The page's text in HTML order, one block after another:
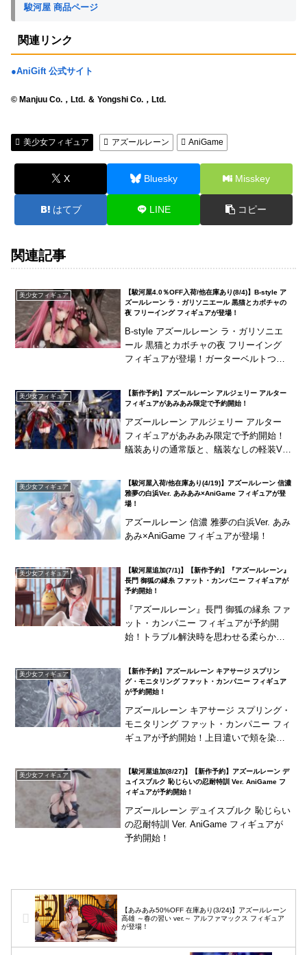
駿河屋 商品ページ
関連リンク
●AniGift 公式サイト
© Manjuu Co.，Ltd. ＆ Yongshi Co.，Ltd.
美少女フィギュア アズールレーン AniGame
X Bluesky Misskey
はてブ LINE コピー
関連記事
美少女フィギュア
【駿河屋4.0％OFF入荷/他在庫あり(8/4)】B-style ア
ズールレーン ラ・ガリソニエール 黒猫とカボチャの
夜 フリーイング フィギュアが登場！
B-style アズールレーン ラ・ガリソニエ
ール 黒猫とカボチャの夜 フリーイング
フィギュアが登場！ガーターベルトつき
美少女フィギュア
【新作予約】アズールレーン アルジェリー アルター
フィギュアがあみあみ限定で予約開始！
アズールレーン アルジェリー アルター
フィギュアがあみあみ限定で予約開始！
艤装ありの通常版と、艤装なしの軽装Ver.
美少女フィギュア
【駿河屋入荷/他在庫あり(4/19)】アズールレーン 信濃
雅夢の白浜Ver. あみあみ×AniGame フィギュアが登
場！
アズールレーン 信濃 雅夢の白浜Ver. あみ
あみ×AniGame フィギュアが登場！
美少女フィギュア
【駿河屋追加(7/1)】【新作予約】『アズールレーン』
長門 御狐の縁糸 ファット・カンパニー フィギュアが
予約開始！
『アズールレーン』長門 御狐の縁糸 ファ
ット・カンパニー フィギュアが予約開
始！トラブル解決時を思わせる柔らかな
美少女フィギュア
【新作予約】アズールレーン キアサージ スプリン
グ・モニタリング ファット・カンパニー フィギュア
が予約開始！
アズールレーン キアサージ スプリング・
モニタリング ファット・カンパニー フィ
ギュアが予約開始！上目遣いで頬を染め
美少女フィギュア
【駿河屋追加(8/27)】【新作予約】アズールレーン デ
ュイスブルク 恥じらいの忍耐特訓 Ver. AniGame フ
ィギュアが予約開始！
アズールレーン デュイスブルク 恥じらい
の忍耐特訓 Ver. AniGame フィギュアが
予約開始！
【あみあみ50%OFF 在庫あり(3/24)】アズールレーン
高雄 ～春の習い ver.～ アルファマックス フィギュア
が登場！